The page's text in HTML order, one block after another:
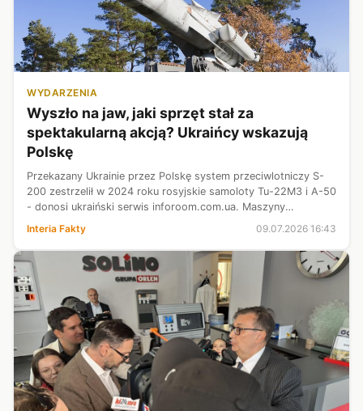
WYDARZENIA
Wyszło na jaw, jaki sprzęt stał za
spektakularną akcją? Ukraińcy wskazują
Polskę
Przekazany Ukrainie przez Polskę system przeciwlotniczy S-
200 zestrzelił w 2024 roku rosyjskie samoloty Tu-22M3 i A-50
- donosi ukraiński serwis inforoom.com.ua. Maszyny
sprzętu wojskowego przek...
Interia Fakty 09.07.2026 16:43